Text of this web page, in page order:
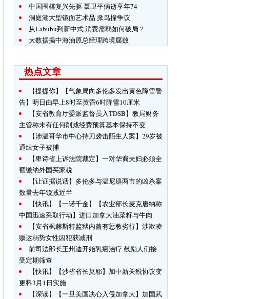
中国围棋复兴先驱 聂卫平病逝享年74
洞庭湖大型镜面艺术品 掀鸟撞争议
从Labubu到新中式 消费需弱如何破局？
大数据揭中海油原总经理跨境腐败
热点文章
【提提你】【气象局向多伦多发出黄色降雪警
告】明日由早上8时至黄昏6时降雪10厘米
【安省教育厅委派监督员入TDSB】教局财务
主管称未有任何削减经费预算基本保持不变
【涉温哥华市中心持刀袭击陌生人案】29岁被
通缉女子被捕
【卑诗省上诉法院裁定】一对华裔夫妇必须全
额缴纳外国买家税
【让证据说话】多伦多与温尼辟两市的凶杀案
数量去年锐减近半
【快讯】【一诺千金】【农业部长麦克唐纳称
中国迅速采取行动】进口加拿大油菜籽与牛肉
【安省枫赫斯特监狱内曾有惩教劣行】涉欺凌
贩运弱势女性囚犯获减刑
前司法部长王州迪开始乳癌治疗 鼓励人们接
受定期筛查
【快讯】【沙省省长莫耶】加中新关税协议变
更料3月1日实施
【深读】【一旦美国决心入侵加拿大】加国武